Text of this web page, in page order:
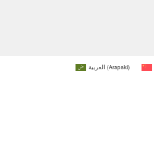
العربية (Arapski)